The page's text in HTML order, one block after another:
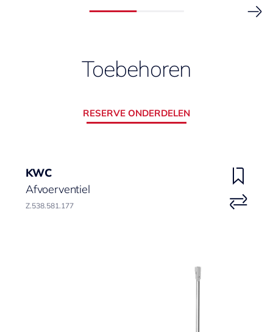
Toebehoren
RESERVE ONDERDELEN
KWC
Afvoerventiel
Z.538.581.177